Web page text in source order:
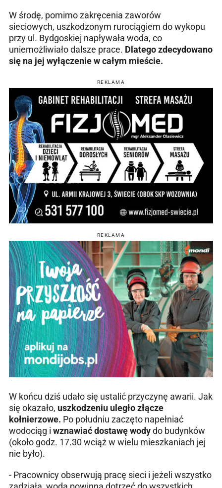
W środę, pomimo zakręcenia zaworów
sieciowych, uszkodzonym rurociągiem do wykopu
przy ul. Bydgoskiej napływała woda, co
uniemożliwiało dalsze prace. Dlatego zdecydowano
się na jej wyłączenie w całym mieście.
REKLAMA
REKLAMA
W końcu dziś udało się ustalić przyczynę awarii. Jak
się okazało, uszkodzeniu uległo złącze
kołnierzowe. Po południu zaczęto napełniać
wodociąg i wznawiać dostawę wodydo budynków
(około godz. 17.30 wciąż w wielu mieszkaniach jej
nie było).
- Pracownicy obserwują pracę sieci i jeżeli wszystko